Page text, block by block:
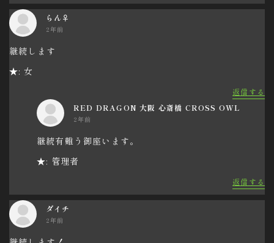
らん♀
2年前
継続します
★: 女
返信する
RED DRAGON 大阪 心斎橋 CROSS OWL
2年前
継続有難う御座います。
★: 管理者
返信する
ダイチ
2年前